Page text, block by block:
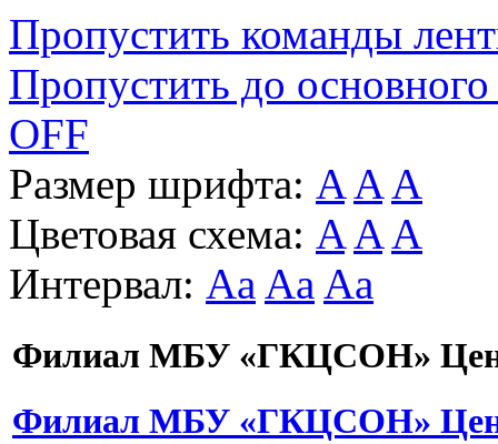
Пропустить команды
Пропустить до основного
OFF
Размер шрифта: A A A
Цветовая схема: A A A
Интервал: Aa Aa Aa
Филиал МБУ «ГКЦСОН»
Филиал МБУ «ГКЦСОН»